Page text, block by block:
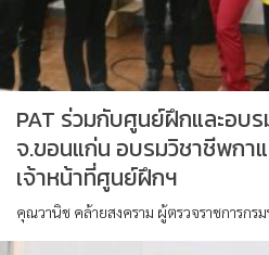
PAT ร่วมกับศูนย์ฝึกและอบร
จ.ขอนแก่น อบรมวิชาชีพกาแ
เจ้าหน้าที่ศูนย์ฝึกฯ
คุณวานิช คล้ายสงคราม ผู้ตรวจราชการก